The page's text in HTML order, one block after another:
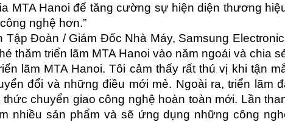
MTA Hanoi để tăng cường sự hiện diện thương
nghệ hơn.”
Tập Đoàn / Giám Đốc Nhà Máy, Samsung
thăm triển lãm MTA Hanoi vào năm ngoái và chia
lãm MTA Hanoi. Tôi cảm thấy rất thú vị khi tận
đổi và những điều mới mẻ. Ngoài ra, triển lãm
chuyển giao công nghệ hoàn toàn mới. Lần
nhiều sản phẩm và sẽ ứng dụng những công